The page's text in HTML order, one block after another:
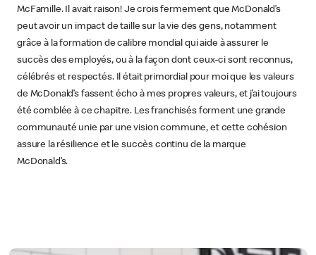
McFamille. Il avait raison! Je crois fermement que McDonald’s
peut avoir un impact de taille sur la vie des gens, notamment
grâce à la formation de calibre mondial qui aide à assurer le
succès des employés, ou à la façon dont ceux-ci sont reconnus,
célébrés et respectés. Il était primordial pour moi que les valeurs
de McDonald’s fassent écho à mes propres valeurs, et j’ai toujours
été comblée à ce chapitre. Les franchisés forment une grande
communauté unie par une vision commune, et cette cohésion
assure la résilience et le succès continu de la marque
McDonald’s.